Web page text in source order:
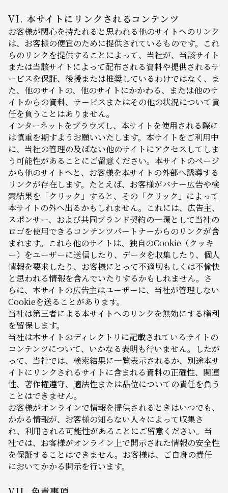
VI. 本サイトにリンクされるコンテンツ
お客様が関心を持たれると思われる他のサイトへのリンク
は、お客様の便宜のために提供されているものです。これ
らのリンクを提供することによって、当社が、当該サイト
または当該サイトによって配布される資料や提供されるサ
ービスを保証、後援または推奨しているわけではなく、ま
た、他のサイトの、他のサイトにかかわる、または他のサ
イトからの資料、サービスまたはその他の状況について責
任を負うことはありません。
インターネットをブラウズし、本サイトを使用される際に
は慎重を期すようお願いいたします。本サイトをご利用中
に、当社の管理の及ばない他のサイトにアクセスしてしま
う可能性があることにご留意ください。本サイトのページ
から他のサイトへと、お客様を本サイトの外部へ誘導する
リンクが存在します。たとえば、お客様がバナー広告や検
索結果を「クリック」すると、その「クリック」によって
本サイトの外へ出るかもしれません。これには、広告主、
スポンサー、および共同ブランド契約の一環として当社の
ロゴを使用できるコンテンツパートナーからのリンクが含
まれます。これら他のサイトは、独自のCookie（クッキ
ー）をユーザーに送信したり、データを収集したり、個人
情報を要求したり、お客様にとって不適切もしくは不愉快
と思われる情報を含んでいたりするかもしれません。さ
らに、本サイトの広告主はユーザーに、当社が管理しない
Cookieを送ることがあります。
当社は第三者による本サイトへのリンクを無効にする権利
を留保します。
当社は本サイトのディレクトリに記載されているサイトの
コンテンツについて、いかなる表明も行いません。したが
って、当社では、検索結果に一覧表示されるか、別途本サ
イトにリンクされるサイトに含まれる資料の正確性、関連
性、著作権遵守、適法性または品位についての責任を負う
ことはできません。
お客様がオンラインで情報を提供されるときはいつでも、
かかる情報が、お客様の知らない人々によって収集さ
れ、利用される可能性があることにご留意ください。当
社では、お客様がオンライン上で開示された情報の安全性
を保証することはできません。お客様は、ご自身の責任
においてかかる開示を行います。